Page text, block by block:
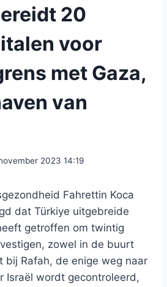
20
voor
met Gaza,
van
2023 14:19
Fahrettin Koca
dat Türkiye uitgebreide
getroffen om twintig
zowel in de buurt
bij Rafah, de enige weg naar
Israël wordt gecontroleerd,